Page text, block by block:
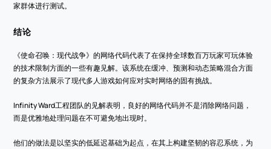
家群体进行测试。
结论
《使命召唤：现代战争》的网络代码代表了在保持全球数百万玩家可玩体验
的技术限制方面的一些有趣见解。该系统在缓冲、预测和动态策略混合方面
的复杂方法展示了现代多人游戏如何应对实时网络的固有挑战。
Infinity Ward工程团队的见解表明，良好的网络代码并不是消除网络问题，
而是优雅地处理问题在不可避免地出现时。
他们的做法是以坚实的低延迟基础为起点，在其上构建坚韧的容忍系统，为